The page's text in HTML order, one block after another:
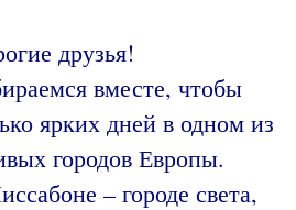
друзья!
вместе, чтобы
ярких дней в одном из
городов Европы.
– городе света,